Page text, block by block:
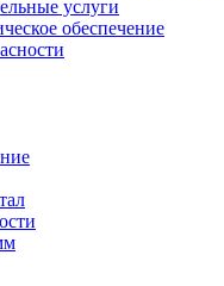
услуги
обеспечение